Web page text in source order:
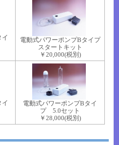
電動式パワーポンプBタイプ
スタートキット
￥20,000(税別)
電動式パワーポンプBタイ
プ 5.0セット
￥28,000(税別)